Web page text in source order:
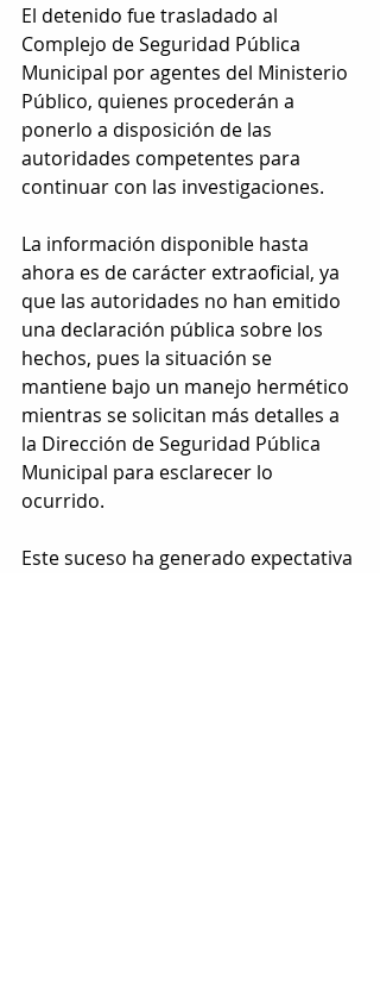
El detenido fue trasladado al
Complejo de Seguridad Pública
Municipal por agentes del Ministerio
Público, quienes procederán a
ponerlo a disposición de las
autoridades competentes para
continuar con las investigaciones.
La información disponible hasta
ahora es de carácter extraoficial, ya
que las autoridades no han emitido
una declaración pública sobre los
hechos, pues la situación se
mantiene bajo un manejo hermético
mientras se solicitan más detalles a
la Dirección de Seguridad Pública
Municipal para esclarecer lo
ocurrido.
Este suceso ha generado expectativa